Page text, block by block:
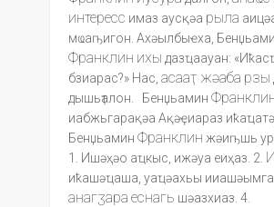
интересс имаз аусқәа рыла
мҩаҧигон. Ахәылбыҽха,
Франклин ихы дазҵаауан:
бзиарас?» Нас, асааҭ жәаба рзы
дышьҭалон. Бенџьамин
иабжьгарақәа Ақәҿиараз
Бенџьамин Франклин жәиҧшь
1. Ишәҳәо аҵкыс, ижәуа еиҳаз. 2.
иҟашәҵаша, уаҵәахьы
анагӡара еснагь шәазхиаз. 4.